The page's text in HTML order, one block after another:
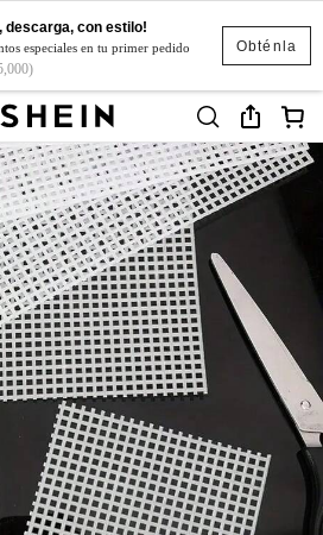
Obténla
descarga, con estilo!
especiales en tu primer pedido